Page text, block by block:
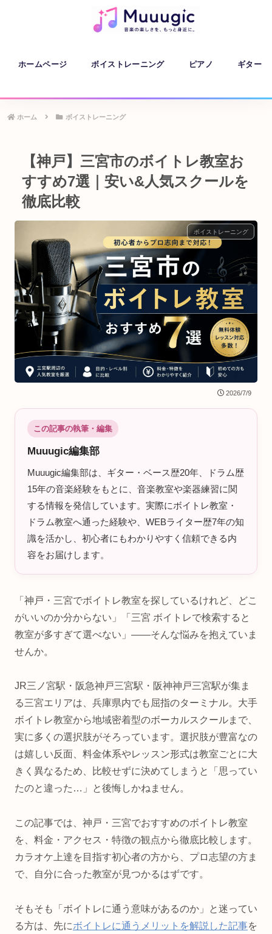
ホームページ ボイストレーニング ピアノ ギター
ホーム ボイストレーニング
【神戸】三宮市のボイトレ教室お
すすめ7選｜安い&人気スクールを
徹底比較
ボイストレーニング
2026/7/9
この記事の執筆・編集
Muuugic編集部
Muuugic編集部は、ギター・ベース歴20年、ドラム歴
15年の音楽経験をもとに、音楽教室や楽器練習に関
する情報を発信しています。実際にボイトレ教室・
ドラム教室へ通った経験や、WEBライター歴7年の知
識を活かし、初心者にもわかりやすく信頼できる内
容をお届けします。
「神戸・三宮でボイトレ教室を探しているけれど、どこ
がいいのか分からない」「三宮 ボイトレで検索すると
教室が多すぎて選べない」——そんな悩みを抱えていま
せんか。
JR三ノ宮駅・阪急神戸三宮駅・阪神神戸三宮駅が集ま
る三宮エリアは、兵庫県内でも屈指のターミナル。大手
ボイトレ教室から地域密着型のボーカルスクールまで、
実に多くの選択肢がそろっています。選択肢が豊富なの
は嬉しい反面、料金体系やレッスン形式は教室ごとに大
きく異なるため、比較せずに決めてしまうと「思ってい
たのと違った…」と後悔しかねません。
この記事では、神戸・三宮でおすすめのボイトレ教室
を、料金・アクセス・特徴の観点から徹底比較します。
カラオケ上達を目指す初心者の方から、プロ志望の方ま
で、自分に合った教室が見つかるはずです。
そもそも「ボイトレに通う意味があるのか」と迷ってい
る方は、先にボイトレに通うメリットを解説した記事を